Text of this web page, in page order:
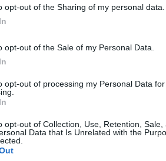
opt-out of the Sharing of my personal data.
opt-out of the Sale of my Personal Data.
opt-out of processing my Personal Data for
opt-out of Collection, Use, Retention, Sale,
Data that Is Unrelated with the
contribuyen sin esperar nada a cambio. Es
apoyo genuino.
una recompensa a cambio de su apoyo,
Este enfoque crea un vínculo más
una participación en la empresa a
en socios del proyecto.
con la naturaleza del